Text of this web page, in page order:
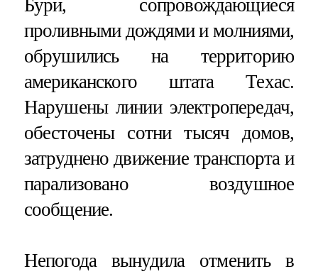
Бури, сопровождающиеся
проливными дождями и молниями,
обрушились на территорию
американского штата Техас.
Нарушены линии электропередач,
обесточены сотни тысяч домов,
затруднено движение транспорта и
парализовано воздушное
сообщение.
Непогода вынудила отменить в